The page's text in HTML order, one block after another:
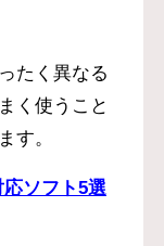
たく異なる
く使うこと
す。
応ソフト5選